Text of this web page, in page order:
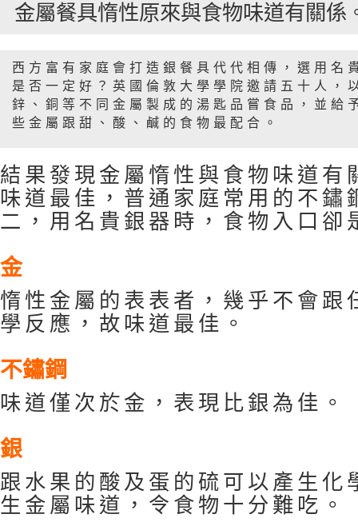
金屬餐具惰性原來與食物味道有關係
西方富有家庭會打造銀餐具代代相傳，選用名
是否一定好？英國倫敦大學學院邀請五十人，
鋅、銅等不同金屬製成的湯匙品嘗食品，並給
些金屬跟甜、酸、鹹的食物最配合。
結果發現金屬惰性與食物味道有
味道最佳，普通家庭常用的不鏽
二，用名貴銀器時，食物入口卻
金
惰性金屬的表表者，幾乎不會跟
學反應，故味道最佳。
不鏽鋼
味道僅次於金，表現比銀為佳。
銀
跟水果的酸及蛋的硫可以產生化
生金屬味道，令食物十分難吃。